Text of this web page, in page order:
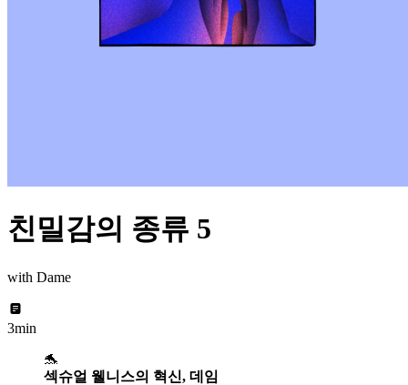
친밀감의 종류 5
with Dame
3min
🐬
섹슈얼 웰니스의 혁신, 데임